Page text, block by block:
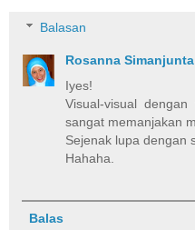
Balasan
Rosanna
Iyes!
Visual-visual
sangat memanjakan
Sejenak lupa dengan
Hahaha.
Balas